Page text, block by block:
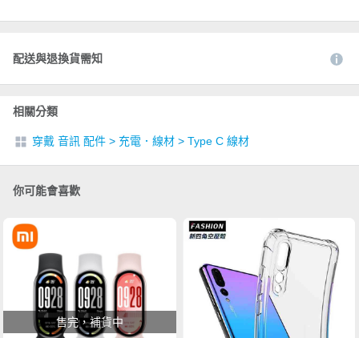
配送與退換貨需知
相關分類
穿戴 音訊 配件 > 充電．線材 > Type C 線材
你可能會喜歡
售完，補貨中